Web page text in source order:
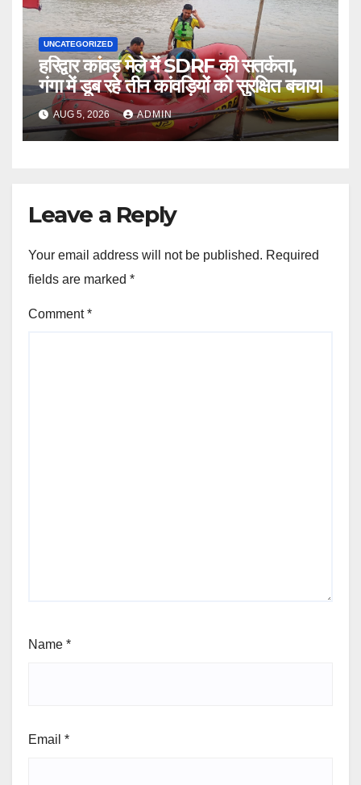
UNCATEGORIZED
हरिद्वार कांवड़ मेले में SDRF की सतर्कता,
गंगा में डूब रहे तीन कांवड़ियों को सुरक्षित बचाया
AUG 5, 2026 ADMIN
Leave a Reply
Your email address will not be published. Required
fields are marked *
Comment*
Name *
Email *